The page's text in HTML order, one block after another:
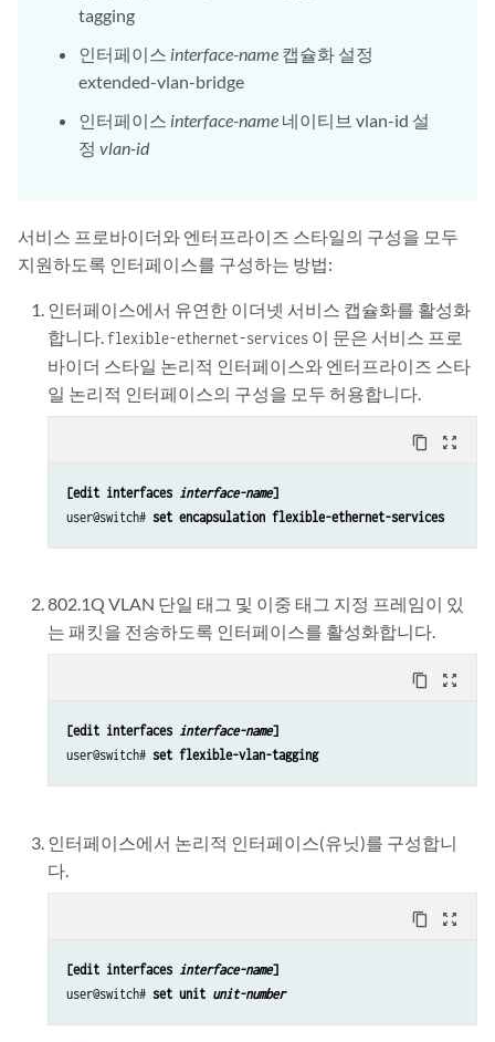
tagging
인터페이스 interface-name 캡슐화 설정
extended-vlan-bridge
인터페이스 interface-name 네이티브 vlan-id 설
정vlan-id
서비스 프로바이더와 엔터프라이즈 스타일의 구성을 모두
지원하도록 인터페이스를 구성하는 방법:
인터페이스에서 유연한 이더넷 서비스 캡슐화를 활성화
합니다. flexible-ethernet-services 이 문은 서비스 프로
바이더 스타일 논리적 인터페이스와 엔터프라이즈 스타
일 논리적 인터페이스의 구성을 모두 허용합니다.
content_copy zoom_out_map
[edit interfaces interface-name]
user@switch# set encapsulation flexible-ethernet-services
802.1Q VLAN 단일 태그 및 이중 태그 지정 프레임이 있
는 패킷을 전송하도록 인터페이스를 활성화합니다.
content_copy zoom_out_map
[edit interfaces interface-name]
user@switch# set flexible-vlan-tagging
인터페이스에서 논리적 인터페이스(유닛)를 구성합니
다.
content_copy zoom_out_map
[edit interfaces interface-name]
user@switch# set unit unit-number